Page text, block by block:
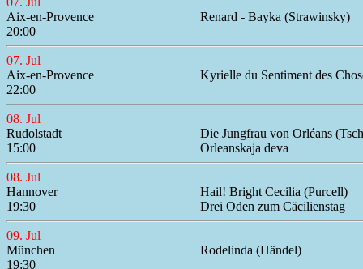
Aix-en-Provence
Renard - Bayka (Strawinsky)
20:00
07. Jul
Aix-en-Provence
Kyrielle du Sentiment des
22:00
08. Jul
Rudolstadt
Die Jungfrau von Orléans
15:00
Orleanskaja deva
08. Jul
Hannover
Hail! Bright Cecilia (Purcell)
19:30
Drei Oden zum Cäcilienstag
09. Jul
München
Rodelinda (Händel)
19:30